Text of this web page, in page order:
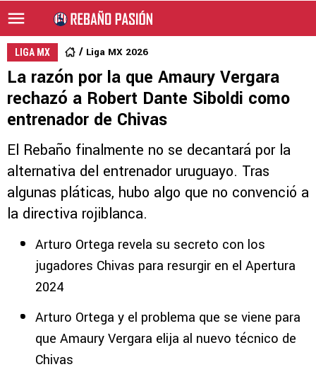
LIGA MX Liga MX 2026
La razón por la que Amaury Vergara
rechazó a Robert Dante Siboldi como
entrenador de Chivas
El Rebaño finalmente no se decantará por la
alternativa del entrenador uruguayo. Tras
algunas pláticas, hubo algo que no convenció a
la directiva rojiblanca.
Arturo Ortega revela su secreto con los
jugadores Chivas para resurgir en el Apertura
2024
Arturo Ortega y el problema que se viene para
que Amaury Vergara elija al nuevo técnico de
Chivas